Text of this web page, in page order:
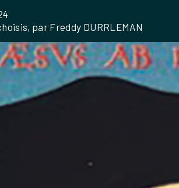
par Freddy DURRLEMAN